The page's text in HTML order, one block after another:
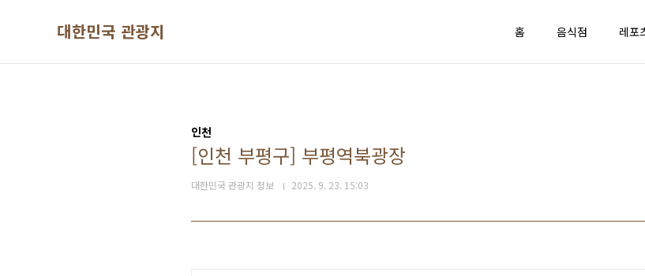
대한민국 관광지 홈 음식점 레포
인천
[인천 부평구] 부평역북광장
대한민국 관광지 정보 2025. 9. 23. 15:03